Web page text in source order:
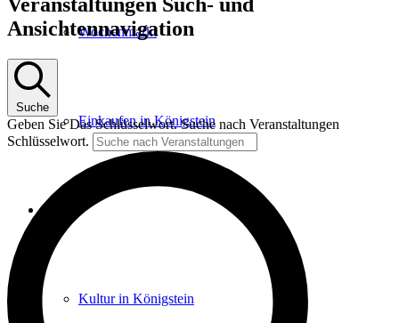
Wochenmarkt
Einkaufen in Königstein
Kultur
Kultur in Königstein
Ansichtennavigation
Suche
Geben Sie Das Schlüsselwort. Suche nach Veranstaltungen
Schlüsselwort.